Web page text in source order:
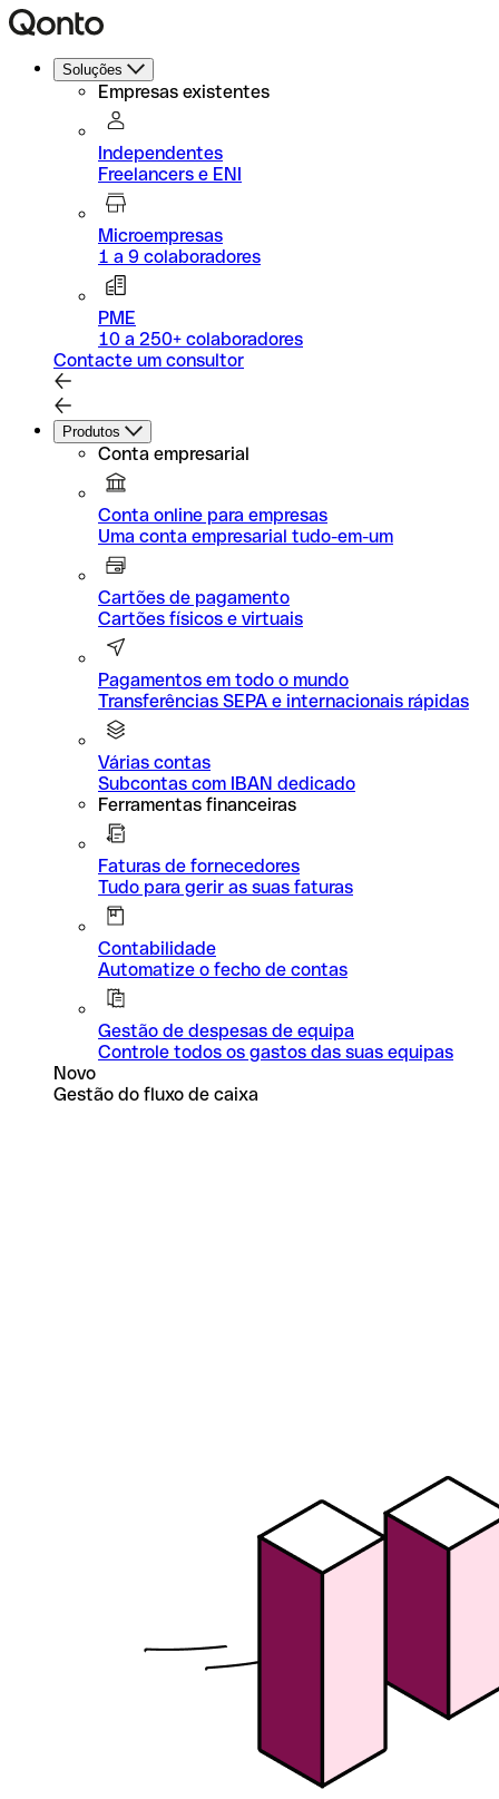
Soluções
Empresas existentes
Independentes
Freelancers e ENI
Microempresas
1 a 9 colaboradores
PME
10 a 250+ colaboradores
Contacte um consultor
Produtos
Conta empresarial
Conta online para empresas
Uma conta empresarial tudo-em-um
Cartões de pagamento
Cartões físicos e virtuais
Pagamentos em todo o mundo
Transferências SEPA e internacionais rápidas
Várias contas
Subcontas com IBAN dedicado
Ferramentas financeiras
Faturas de fornecedores
Tudo para gerir as suas faturas
Contabilidade
Automatize o fecho de contas
Gestão de despesas de equipa
Controle todos os gastos das suas equipas
Novo
Gestão do fluxo de caixa